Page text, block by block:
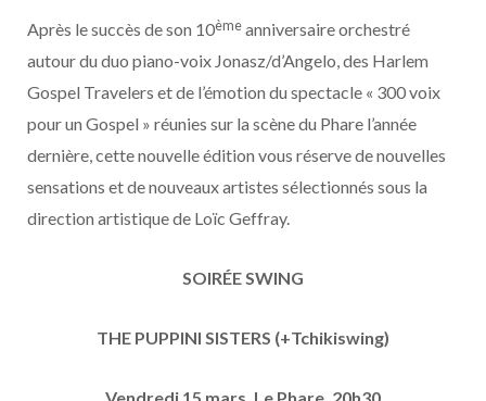
Après le succès de son 10èmeanniversaire orchestré
autour du duo piano-voix Jonasz/d’Angelo, des Harlem
Gospel Travelers et de l’émotion du spectacle « 300 voix
pour un Gospel » réunies sur la scène du Phare l’année
dernière, cette nouvelle édition vous réserve de nouvelles
sensations et de nouveaux artistes sélectionnés sous la
direction artistique de Loïc Geffray.
SOIRÉE SWING
THE PUPPINI SISTERS (+Tchikiswing)